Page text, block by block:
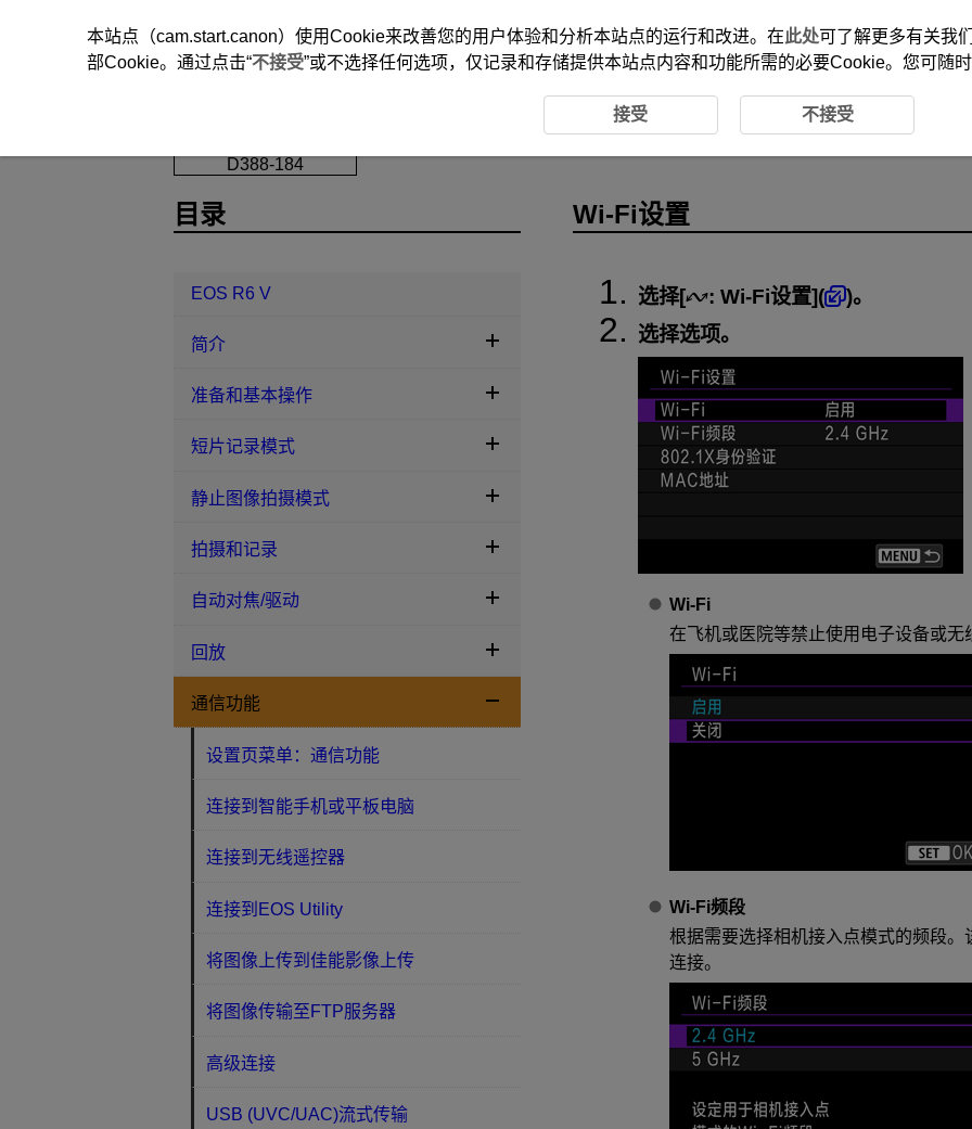
D388-184
Wi-Fi设置
选择[ : Wi-Fi设置](
)。
选择选项。
Wi-Fi
在飞机或医院等禁止使用电子设备或无
Wi-Fi频段
根据需要选择相机接入点模式的频段
连接。
目录
EOS R6 V
简介
准备和基本操作
短片记录模式
静止图像拍摄模式
拍摄和记录
自动对焦/驱动
回放
通信功能
设置页菜单：通信功能
连接到智能手机或平板电脑
连接到无线遥控器
连接到EOS Utility
将图像上传到佳能影像上传
将图像传输至FTP服务器
高级连接
USB (UVC/UAC)流式传输
本站点（cam.start.canon）使用Cookie来改善您的用户体验和分析本站点的运行和改进。在此处可了解更多有关我
部Cookie。通过点击“不接受”或不选择任何选项，仅记录和存储提供本站点内容和功能所需的必要Cookie。您可随
接受 不接受